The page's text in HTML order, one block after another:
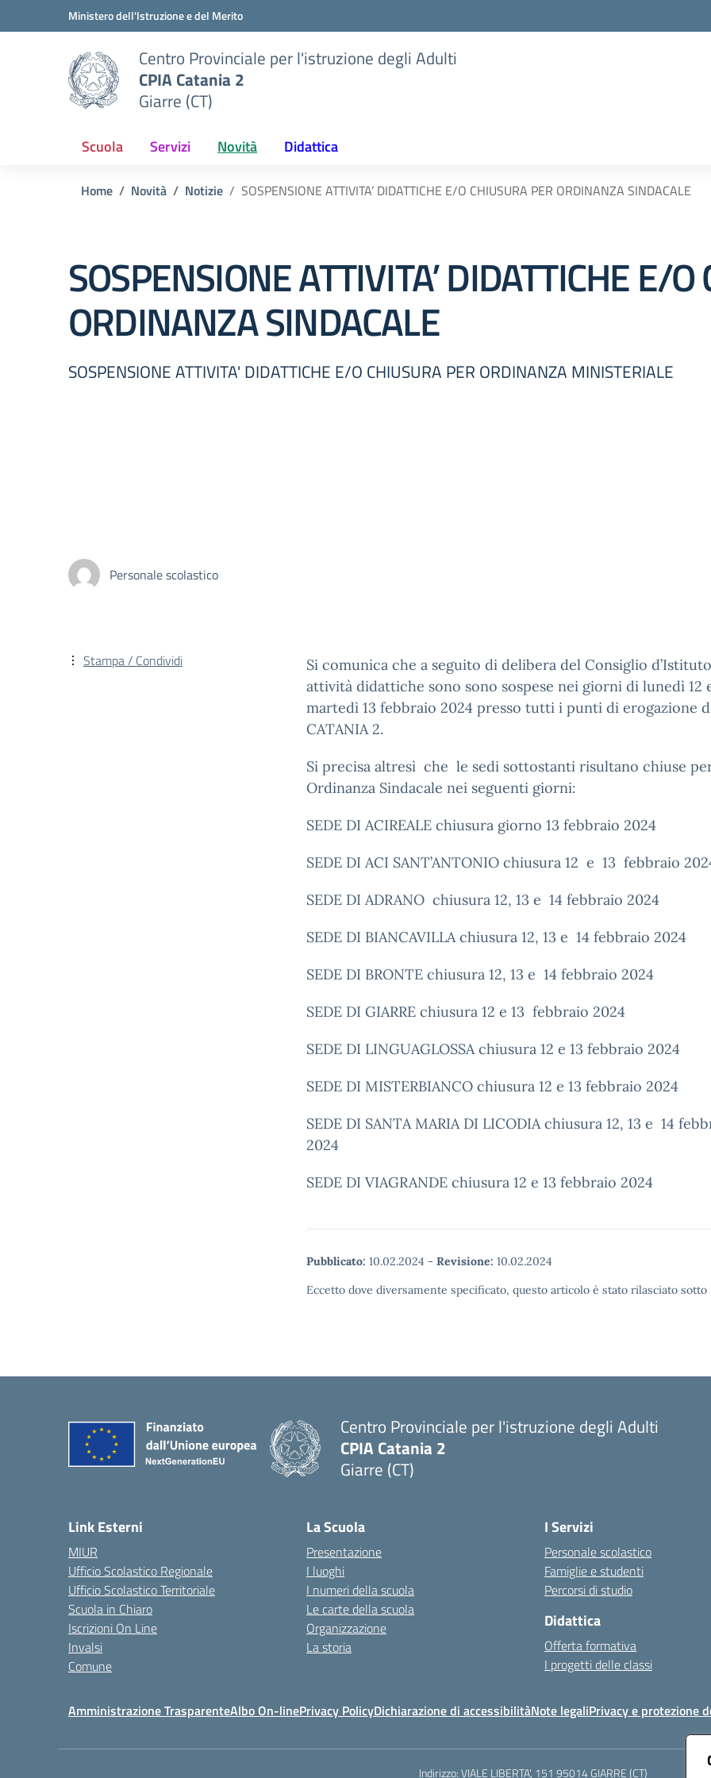
Vai ai contenuti
Vai al menu di navigazioneMinistero dell'Istruzione e del Merito
Centro Provinciale per l'istruzione degli Adulti
CPIA Catania 2
Giarre (CT)
Scuola Servizi Novità Didattica
Home Novità Notizie SOSPENSIONE ATTIVITA’ DIDATTICHE E/O CHIUSURA PER ORDINANZA SINDACALE
SOSPENSIONE ATTIVITA’ DIDATTICHE E/
ORDINANZA SINDACALE
SOSPENSIONE ATTIVITA' DIDATTICHE E/O CHIUSURA PER ORDINANZA MINISTERIALE
Personale scolastico
Si comunica che a seguito di delibera del Consiglio
attività didattiche sono sono sospese nei giorni di lunedì 12
martedì 13 febbraio 2024 presso tutti i punti di erogazione
CATANIA 2.
Si precisa altresì che le sedi sottostanti risultano chiuse
Ordinanza Sindacale nei seguenti giorni:
SEDE DI ACIREALE chiusura giorno 13 febbraio 2024
SEDE DI ACI SANT’ANTONIO chiusura 12 e 13 febbraio
SEDE DI ADRANO chiusura 12, 13 e 14 febbraio 2024
SEDE DI BIANCAVILLA chiusura 12, 13 e 14 febbraio 2024
SEDE DI BRONTE chiusura 12, 13 e 14 febbraio 2024
SEDE DI GIARRE chiusura 12 e 13 febbraio 2024
SEDE DI LINGUAGLOSSA chiusura 12 e 13 febbraio 2024
SEDE DI MISTERBIANCO chiusura 12 e 13 febbraio 2024
SEDE DI SANTA MARIA DI LICODIA chiusura 12, 13 e 14
2024
SEDE DI VIAGRANDE chiusura 12 e 13 febbraio 2024
Pubblicato: 10.02.2024 - Revisione: 10.02.2024
Eccetto dove diversamente specificato, questo articolo è stato rilasciato
Stampa / Condividi
Centro Provinciale per l'istruzione degli Adulti
CPIA Catania 2
Giarre (CT)
Link Esterni
MIUR
Ufficio Scolastico Regionale
Ufficio Scolastico Territoriale
Scuola in Chiaro
Iscrizioni On Line
Invalsi
Comune
La Scuola
Presentazione
I luoghi
I numeri della scuola
Le carte della scuola
Organizzazione
La storia
I Servizi
Personale scolastico
Famiglie e studenti
Percorsi di studio
Didattica
Offerta formativa
I progetti delle classi
Amministrazione TrasparenteAlbo On-linePrivacy PolicyDichiarazione di accessibilitàNote legaliPrivacy e protezione
Indirizzo:VIALE LIBERTA’, 151 95014 GIARRE (CT)